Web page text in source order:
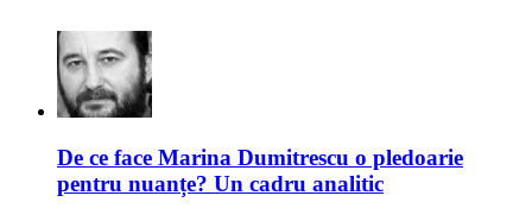
De ce face Marina Dumitrescu o pledoarie
pentru nuanțe? Un cadru analitic